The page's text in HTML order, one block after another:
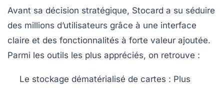
Avant sa décision stratégique, Stocard a su séduire
des millions d’utilisateurs grâce à une interface
claire et des fonctionnalités à forte valeur ajoutée.
Parmi les outils les plus appréciés, on retrouve :
Le stockage dématérialisé de cartes : Plus